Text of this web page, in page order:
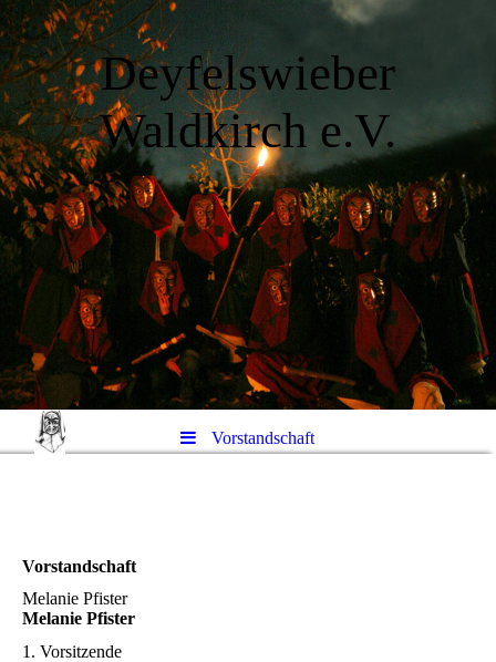
Deyfelswieber
Waldkirch e.V.
Vorstandschaft
Vorstandschaft
Melanie Pfister
Melanie Pfister
1. Vorsitzende